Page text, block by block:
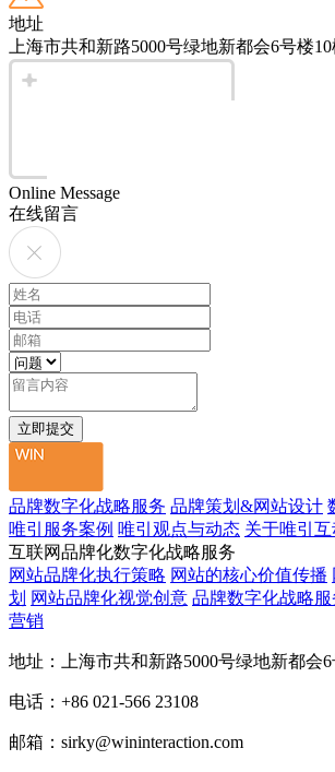
地址
上海市共和新路5000号绿地新都会6号楼10
Online Message
在线留言
品牌数字化战略服务 品牌策划&网站设计
唯引服务案例 唯引观点与动态 关于唯引互
互联网品牌化数字化战略服务
网站品牌化执行策略 网站的核心价值传播
划 网站品牌化视觉创意 品牌数字化战略服
营销
地址：上海市共和新路5000号绿地新都会6
电话：+86 021-566 23108
邮箱：sirky@wininteraction.com